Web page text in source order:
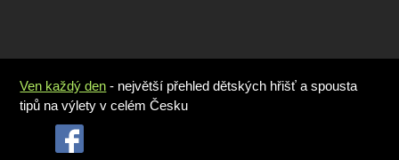
Ven každý den - největší přehled dětských hřišť a spousta
tipů na výlety v celém Česku